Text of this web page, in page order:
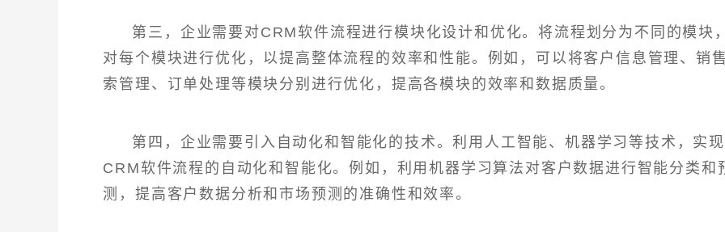
第三，企业需要对CRM软件流程进行模块化设计和优化。将流程划分为不同的模块
对每个模块进行优化，以提高整体流程的效率和性能。例如，可以将客户信息管理、销
索管理、订单处理等模块分别进行优化，提高各模块的效率和数据质量。
第四，企业需要引入自动化和智能化的技术。利用人工智能、机器学习等技术，实现
CRM软件流程的自动化和智能化。例如，利用机器学习算法对客户数据进行智能分类和
测，提高客户数据分析和市场预测的准确性和效率。